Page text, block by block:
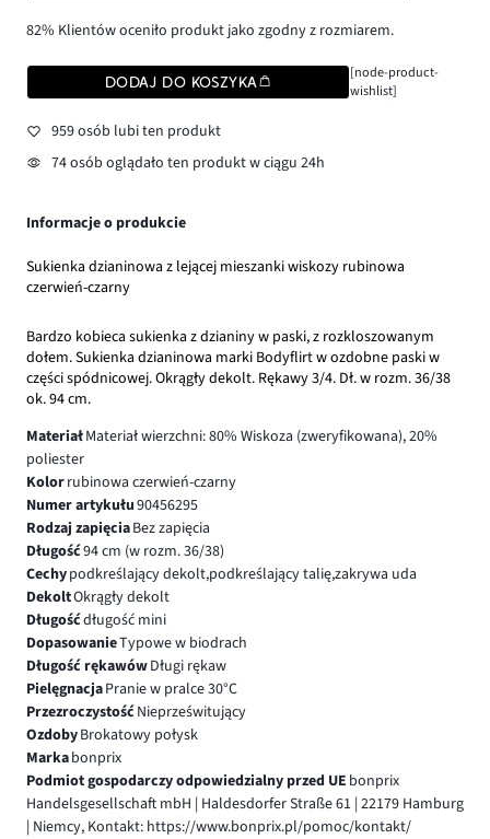
82% Klientów oceniło produkt jako zgodny z rozmiarem.
DODAJ DO KOSZYKA
[node-product-
wishlist]
959 osób lubi ten produkt
74 osób oglądało ten produkt w ciągu 24h
Informacje o produkcie
Sukienka dzianinowa z lejącej mieszanki wiskozy rubinowa
czerwień-czarny
Bardzo kobieca sukienka z dzianiny w paski, z rozkloszowanym
dołem. Sukienka dzianinowa marki Bodyflirt w ozdobne paski w
części spódnicowej. Okrągły dekolt. Rękawy 3/4. Dł. w rozm. 36/38
ok. 94 cm.
MateriałMateriał wierzchni: 80% Wiskoza (zweryfikowana), 20%
poliester
Kolorrubinowa czerwień-czarny
Numer artykułu90456295
Rodzaj zapięciaBez zapięcia
Długość94 cm (w rozm. 36/38)
Cechypodkreślający dekolt,podkreślający talię,zakrywa uda
DekoltOkrągły dekolt
Długośćdługość mini
DopasowanieTypowe w biodrach
Długość rękawówDługi rękaw
PielęgnacjaPranie w pralce 30°C
PrzezroczystośćNieprześwitujący
OzdobyBrokatowy połysk
Markabonprix
Podmiot gospodarczy odpowiedzialny przed UE bonprix
Handelsgesellschaft mbH | Haldesdorfer Straße 61 | 22179 Hamburg
| Niemcy, Kontakt: https://www.bonprix.pl/pomoc/kontakt/